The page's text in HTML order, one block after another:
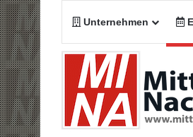
Unternehmen